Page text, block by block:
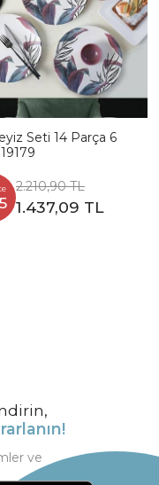
Seti 14 Parça 6
2.210,90 TL
1.437,09 TL
ve